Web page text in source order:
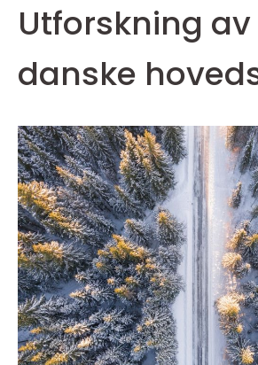
Utforskning
danske